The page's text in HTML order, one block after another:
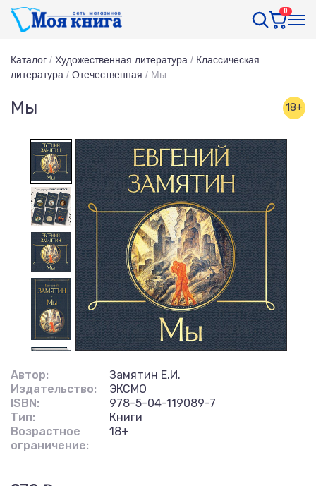
0
Каталог / Художественная литература / Классическая
литература / Отечественная / Мы
Мы 18+
Автор:
Замятин Е.И.
Издательство:
ЭКСМО
ISBN:
978-5-04-119089-7
Тип:
Книги
Возрастное
ограничение:
18+